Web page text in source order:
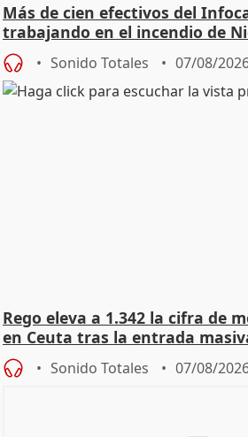
Más de cien efectivos del
trabajando en el incendio de
Sonido Totales 07/08/
Rego eleva a 1.342 la cifra de
en Ceuta tras la entrada
Sonido Totales 07/08/